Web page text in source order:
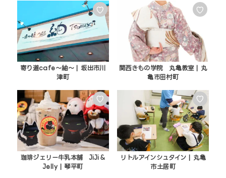
♡
寄り道cafe～紬～ | 坂出市川
津町
♡
関西きもの学院 丸亀教室 | 丸
亀市田村町
♡
珈琲ジェリー牛乳本舗 JiJi＆
Jelly | 琴平町
♡
リトルアインシュタイン | 丸亀
市土居町